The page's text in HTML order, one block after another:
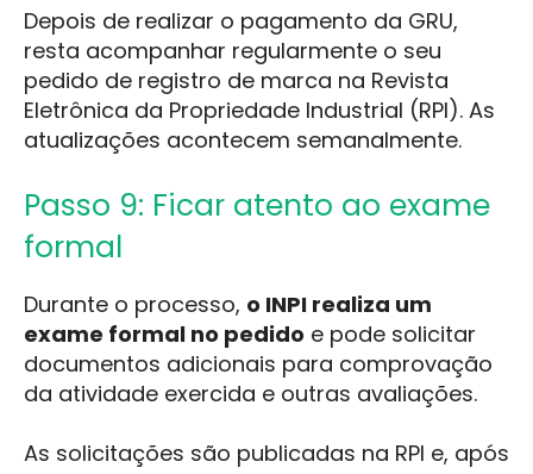
Depois de realizar o pagamento da GRU,
resta acompanhar regularmente o seu
pedido de registro de marca na Revista
Eletrônica da Propriedade Industrial (RPI). As
atualizações acontecem semanalmente.
Passo 9: Ficar atento ao exame
formal
Durante o processo, o INPI realiza um
exame formal no pedido e pode solicitar
documentos adicionais para comprovação
da atividade exercida e outras avaliações.
As solicitações são publicadas na RPI e, após